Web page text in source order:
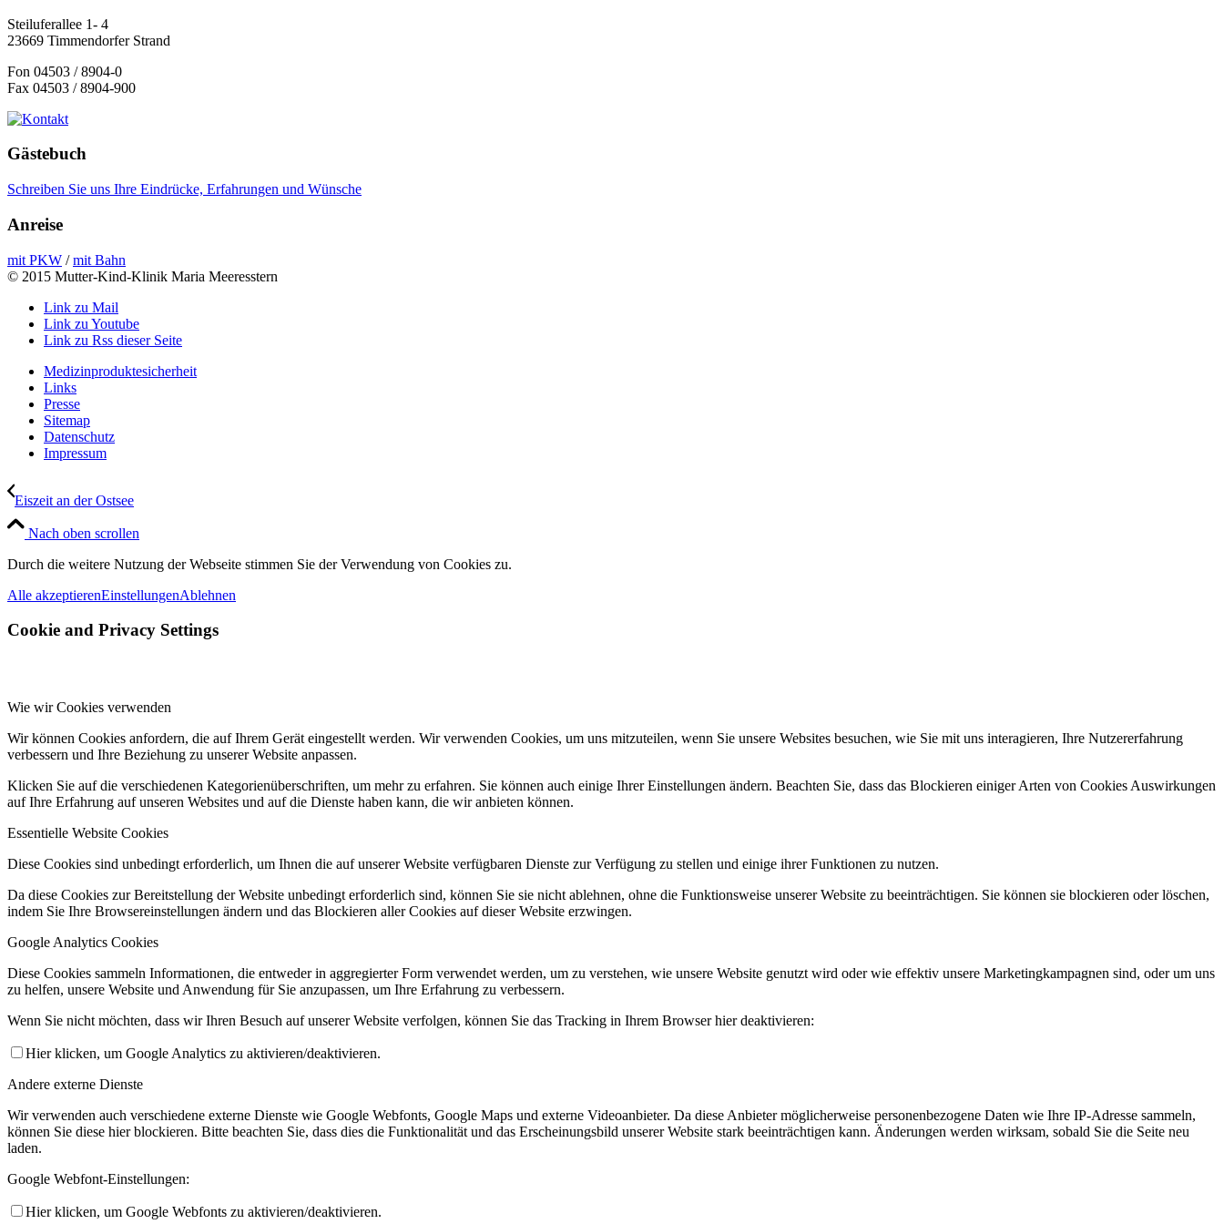
Steiluferallee 1- 4
23669 Timmendorfer Strand
Fon 04503 / 8904-0
Fax 04503 / 8904-900
Gästebuch
Schreiben Sie uns Ihre Eindrücke, Erfahrungen und Wünsche
Anreise
mit PKW /mit Bahn
© 2015 Mutter-Kind-Klinik Maria Meeresstern
Link zu Mail
Link zu Youtube
Link zu Rss dieser Seite
Medizinproduktesicherheit
Links
Presse
Sitemap
Datenschutz
Impressum
Eiszeit an der Ostsee
Nach oben scrollen
Durch die weitere Nutzung der Webseite stimmen Sie der Verwendung von Cookies zu.
Alle akzeptierenEinstellungenAblehnen
Cookie and Privacy Settings
Wie wir Cookies verwenden
Wir können Cookies anfordern, die auf Ihrem Gerät eingestellt werden. Wir verwenden Cookies, um uns mitzuteilen, wenn Sie unsere Websites besuchen, wie Sie mit uns interagieren, Ihre Nutzererfahrung
verbessern und Ihre Beziehung zu unserer Website anpassen.
Klicken Sie auf die verschiedenen Kategorienüberschriften, um mehr zu erfahren. Sie können auch einige Ihrer Einstellungen ändern. Beachten Sie, dass das Blockieren einiger Arten von Cookies Auswirkungen
auf Ihre Erfahrung auf unseren Websites und auf die Dienste haben kann, die wir anbieten können.
Essentielle Website Cookies
Diese Cookies sind unbedingt erforderlich, um Ihnen die auf unserer Website verfügbaren Dienste zur Verfügung zu stellen und einige ihrer Funktionen zu nutzen.
Da diese Cookies zur Bereitstellung der Website unbedingt erforderlich sind, können Sie sie nicht ablehnen, ohne die Funktionsweise unserer Website zu beeinträchtigen. Sie können sie blockieren oder löschen,
indem Sie Ihre Browsereinstellungen ändern und das Blockieren aller Cookies auf dieser Website erzwingen.
Google Analytics Cookies
Diese Cookies sammeln Informationen, die entweder in aggregierter Form verwendet werden, um zu verstehen, wie unsere Website genutzt wird oder wie effektiv unsere Marketingkampagnen sind, oder um uns
zu helfen, unsere Website und Anwendung für Sie anzupassen, um Ihre Erfahrung zu verbessern.
Wenn Sie nicht möchten, dass wir Ihren Besuch auf unserer Website verfolgen, können Sie das Tracking in Ihrem Browser hier deaktivieren:
Hier klicken, um Google Analytics zu aktivieren/deaktivieren.
Andere externe Dienste
Wir verwenden auch verschiedene externe Dienste wie Google Webfonts, Google Maps und externe Videoanbieter. Da diese Anbieter möglicherweise personenbezogene Daten wie Ihre IP-Adresse sammeln,
können Sie diese hier blockieren. Bitte beachten Sie, dass dies die Funktionalität und das Erscheinungsbild unserer Website stark beeinträchtigen kann. Änderungen werden wirksam, sobald Sie die Seite neu
laden.
Google Webfont-Einstellungen:
Hier klicken, um Google Webfonts zu aktivieren/deaktivieren.